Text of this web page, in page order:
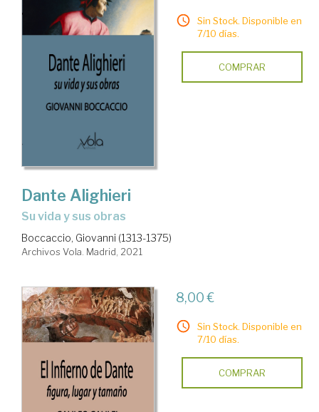
Sin Stock. Disponible en
7/10 días.
COMPRAR
Dante Alighieri
su vida y sus obras
Boccaccio, Giovanni (1313-1375)
Archivos Vola. Madrid, 2021
8,00 €
Sin Stock. Disponible en
7/10 días.
COMPRAR